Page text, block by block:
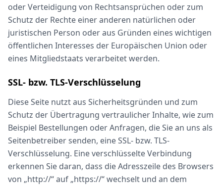
oder Verteidigung von Rechtsansprüchen oder zum
Schutz der Rechte einer anderen natürlichen oder
juristischen Person oder aus Gründen eines wichtigen
öffentlichen Interesses der Europäischen Union oder
eines Mitgliedstaats verarbeitet werden.
SSL- bzw. TLS-Verschlüsselung
Diese Seite nutzt aus Sicherheitsgründen und zum
Schutz der Übertragung vertraulicher Inhalte, wie zum
Beispiel Bestellungen oder Anfragen, die Sie an uns als
Seitenbetreiber senden, eine SSL- bzw. TLS-
Verschlüsselung. Eine verschlüsselte Verbindung
erkennen Sie daran, dass die Adresszeile des Browsers
von „http://“ auf „https://“ wechselt und an dem